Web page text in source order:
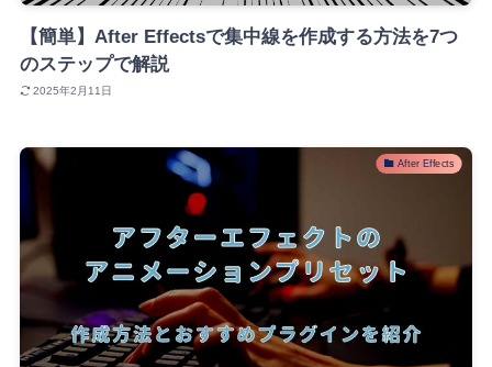
【簡単】After Effectsで集中線を作成する方法を7つ
のステップで解説
2025年2月11日
After Effects